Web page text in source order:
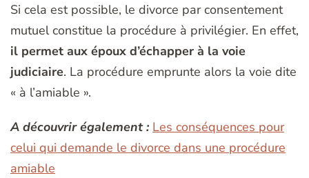
Si cela est possible, le divorce par consentement
mutuel constitue la procédure à privilégier. En effet,
il permet aux époux d’échapper à la voie
judiciaire. La procédure emprunte alors la voie dite
« à l’amiable ».
A découvrir également : Les conséquences pour
celui qui demande le divorce dans une procédure
amiable